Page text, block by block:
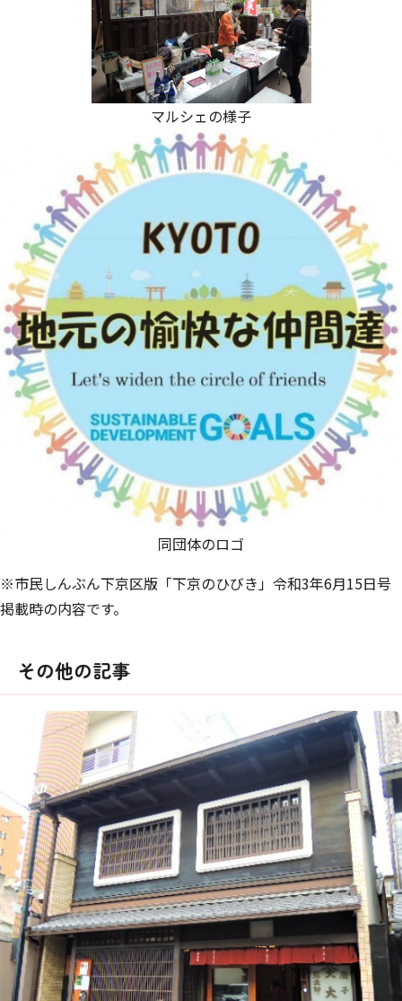
マルシェの様子
同団体のロゴ
※市民しんぶん下京区版「下京のひびき」令和3年6月15日号
掲載時の内容です。
その他の記事